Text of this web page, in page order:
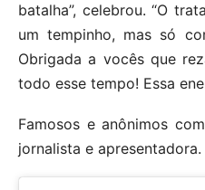
batalha”, celebrou. “O
um tempinho, mas só
Obrigada a vocês que
todo esse tempo! Essa
Famosos e anônimos
jornalista e apresentadora.